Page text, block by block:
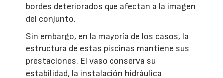
bordes deteriorados que afectan a la imagen
del conjunto.
Sin embargo, en la mayoría de los casos, la
estructura de estas piscinas mantiene sus
prestaciones. El vaso conserva su
estabilidad, la instalación hidráulica